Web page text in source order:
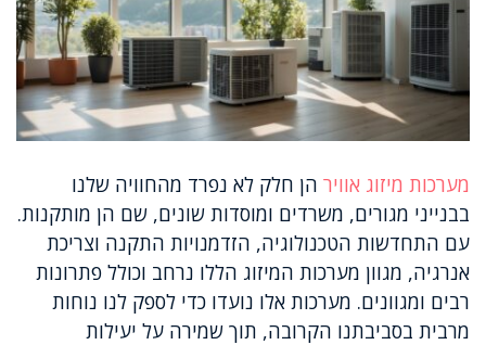
מערכות מיזוג אוויר הן חלק לא נפרד מהחוויה שלנו
בבנייני מגורים, משרדים ומוסדות שונים, שם הן מותקנות.
עם התחדשות הטכנולוגיה, הזדמנויות התקנה וצריכת
אנרגיה, מגוון מערכות המיזוג הללו נרחב וכולל פתרונות
רבים ומגוונים. מערכות אלו נועדו כדי לספק לנו נוחות
מרבית בסביבתנו הקרובה, תוך שמירה על יעילות